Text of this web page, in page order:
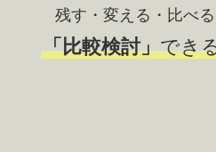
「比較検討」でき